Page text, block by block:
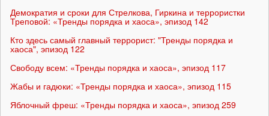
Демократия и сроки для Стрелкова, Гиркина и террористки
Треповой: «Тренды порядка и хаоса», эпизод 142
Кто здесь самый главный террорист: "Тренды порядка и
хаоса", эпизод 122
Свободу всем: «Тренды порядка и хаоса», эпизод 117
Жабы и гадюки: «Тренды порядка и хаоса», эпизод 115
Яблочный фреш: «Тренды порядка и хаоса», эпизод 259